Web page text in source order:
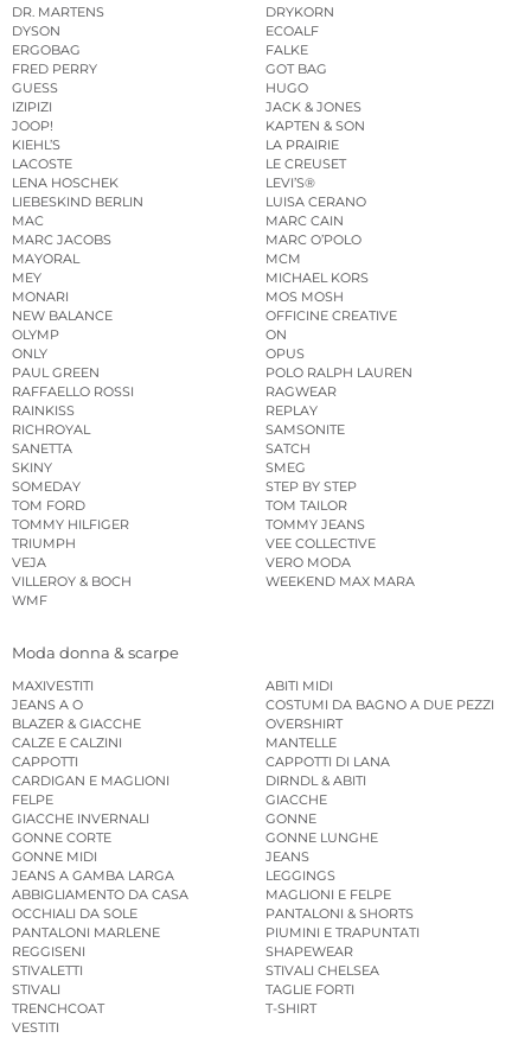
DR. MARTENS
DRYKORN
DYSON
ECOALF
ERGOBAG
FALKE
FRED PERRY
GOT BAG
GUESS
HUGO
IZIPIZI
JACK & JONES
JOOP!
KAPTEN & SON
KIEHL’S
LA PRAIRIE
LACOSTE
LE CREUSET
LENA HOSCHEK
LEVI’S®
LIEBESKIND BERLIN
LUISA CERANO
MAC
MARC CAIN
MARC JACOBS
MARC O’POLO
MAYORAL
MCM
MEY
MICHAEL KORS
MONARI
MOS MOSH
NEW BALANCE
OFFICINE CREATIVE
OLYMP
ON
ONLY
OPUS
PAUL GREEN
POLO RALPH LAUREN
RAFFAELLO ROSSI
RAGWEAR
RAINKISS
REPLAY
RICHROYAL
SAMSONITE
SANETTA
SATCH
SKINY
SMEG
SOMEDAY
STEP BY STEP
TOM FORD
TOM TAILOR
TOMMY HILFIGER
TOMMY JEANS
TRIUMPH
VEE COLLECTIVE
VEJA
VERO MODA
VILLEROY & BOCH
WEEKEND MAX MARA
WMF
Moda donna & scarpe
MAXIVESTITI
ABITI MIDI
JEANS A O
COSTUMI DA BAGNO A DUE PEZZI
BLAZER & GIACCHE
OVERSHIRT
CALZE E CALZINI
MANTELLE
CAPPOTTI
CAPPOTTI DI LANA
CARDIGAN E MAGLIONI
DIRNDL & ABITI
FELPE
GIACCHE
GIACCHE INVERNALI
GONNE
GONNE CORTE
GONNE LUNGHE
GONNE MIDI
JEANS
JEANS A GAMBA LARGA
LEGGINGS
ABBIGLIAMENTO DA CASA
MAGLIONI E FELPE
OCCHIALI DA SOLE
PANTALONI & SHORTS
PANTALONI MARLENE
PIUMINI E TRAPUNTATI
REGGISENI
SHAPEWEAR
STIVALETTI
STIVALI CHELSEA
STIVALI
TAGLIE FORTI
TRENCHCOAT
T-SHIRT
VESTITI